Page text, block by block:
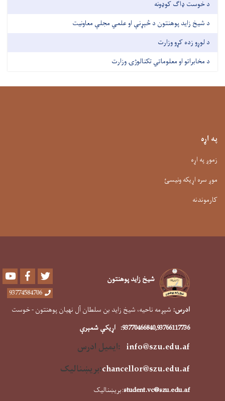
د خوست ډاګ کوډونه
د شیخ زاید پوهنتون د څېړنې او علمي مجلې معاونیت
د لوړو زده کړو وزارت
د مخابراتو او معلوماتي تکنالوژۍ وزارت
په اړه
زموږ په اړه
موږ سره اړیکه ونیسئ
کارموندنه
شیخ زاید پوهنتون Youtube Facebook
93774584706
ادرس: شپږمه ناحیه، شیخ زاید بن سلطان آل نهیان پوهنتون - خوست
93770466840,93766117736
: اړیکې شمېرې
info@szu.edu.af :ایمیل ادرس
chancellor@szu.edu.af
:بریښنالیک
student.vc@szu.edu.af:بریښنالیک